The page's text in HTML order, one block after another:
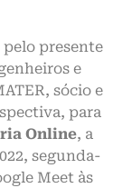
pelo presente
e
sócio e
para
Online, a
segunda-
Meet às